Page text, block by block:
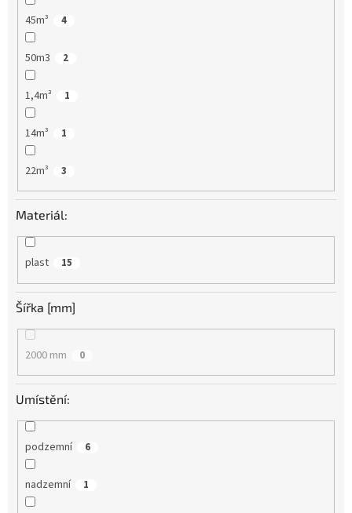
45m³ 4
50m3 2
1,4m³ 1
14m³ 1
22m³ 3
Materiál:
plast 15
Šířka [mm]
2000 mm 0
Umístění:
podzemní 6
nadzemní 1